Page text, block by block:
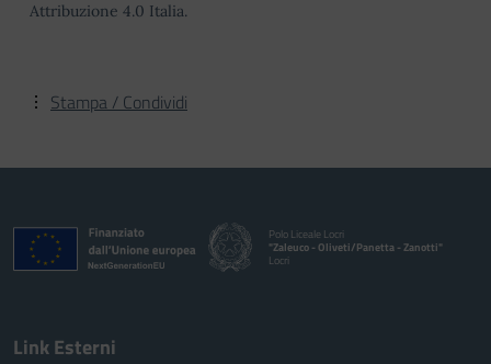
Attribuzione 4.0 Italia.
Stampa / Condividi
Polo Liceale Locri
"Zaleuco - Oliveti/Panetta - Zanotti"
Locri
Link Esterni